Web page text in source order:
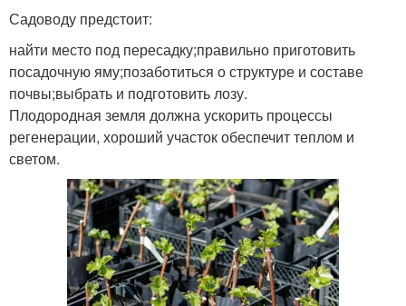
Садоводу предстоит:
найти место под пересадку;правильно приготовить
посадочную яму;позаботиться о структуре и составе
почвы;выбрать и подготовить лозу.
Плодородная земля должна ускорить процессы
регенерации, хороший участок обеспечит теплом и
светом.